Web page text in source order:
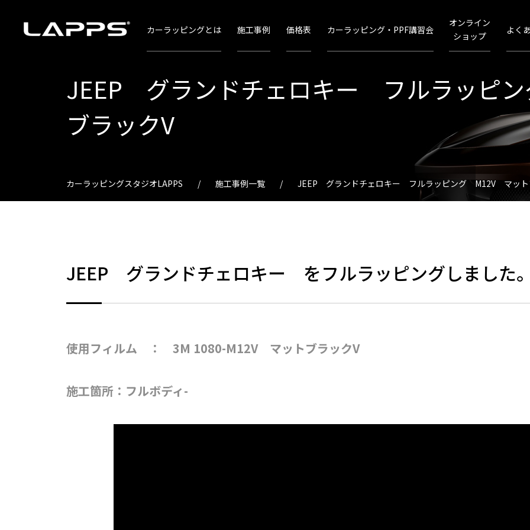
カーラッピングとは 施工事例 価格表 カーラッピング・PPF講習会
オンライン
ショップ
よく
JEEP グランドチェロキー フルラッピ
ブラックV
カーラッピングスタジオLAPPS 施工事例一覧 JEEP グランドチェロキー フルラッピング M12V マット
JEEP グランドチェロキー をフルラッピングしました
使用フィルム ： 3M 1080-M12V マットブラックV
施工箇所：フルボディ-